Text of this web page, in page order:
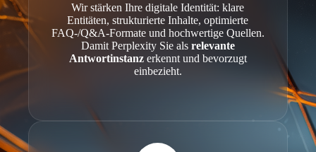
Wir stärken Ihre digitale Identität: klare
Entitäten, strukturierte Inhalte, optimierte
FAQ-/Q&A-Formate und hochwertige Quellen.
Damit Perplexity Sie als relevante
Antwortinstanzerkennt und bevorzugt
einbezieht.